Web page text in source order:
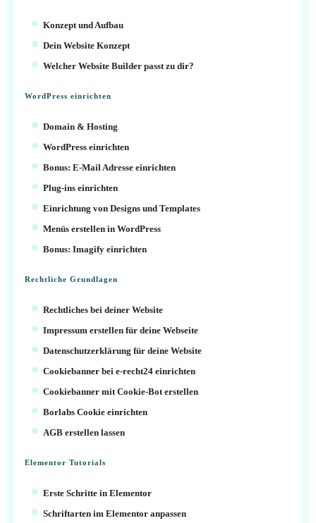
Konzept und Aufbau
Dein Website Konzept
Welcher Website Builder passt zu dir?
WordPress einrichten
Domain & Hosting
WordPress einrichten
Bonus: E-Mail Adresse einrichten
Plug-ins einrichten
Einrichtung von Designs und Templates
Menüs erstellen in WordPress
Bonus: Imagify einrichten
Rechtliche Grundlagen
Rechtliches bei deiner Website
Impressum erstellen für deine Webseite
Datenschutzerklärung für deine Website
Cookiebanner bei e-recht24 einrichten
Cookiebanner mit Cookie-Bot erstellen
Borlabs Cookie einrichten
AGB erstellen lassen
Elementor Tutorials
Erste Schritte in Elementor
Schriftarten im Elementor anpassen